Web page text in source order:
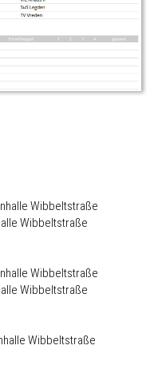
Wibbeltstraße
Wibbeltstraße
Wibbeltstraße
Wibbeltstraße
Wibbeltstraße